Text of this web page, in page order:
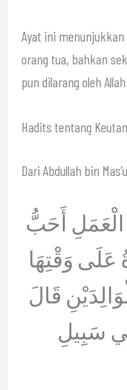
Ayat ini
orang tua, bahkan
Hadits tentang
أَحَبُّ
عَلَى وَقْتِهَا
قَالَ
سَبِيلِ